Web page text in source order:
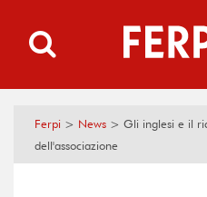
Ferpi > News > Gli inglesi e il
dell'associazione